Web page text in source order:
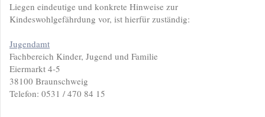
Liegen eindeutige und konkrete Hinweise zur
Kindeswohlgefährdung vor, ist hierfür zuständig:
Jugendamt
Fachbereich Kinder, Jugend und Familie
Eiermarkt 4-5
38100 Braunschweig
Telefon: 0531 / 470 84 15